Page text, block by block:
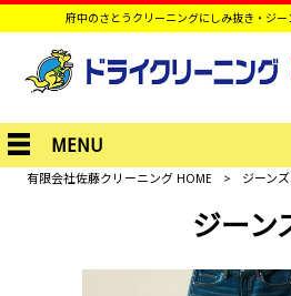
府中のさとうクリーニングにしみ抜き・ジー
MENU
有限会社佐藤クリーニング HOME > ジーンズ
ジーン